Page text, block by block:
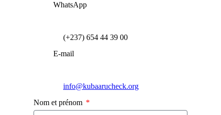
WhatsApp
(+237) 654 44 39 00
E-mail
info@kubaarucheck.org
Nom et prénom